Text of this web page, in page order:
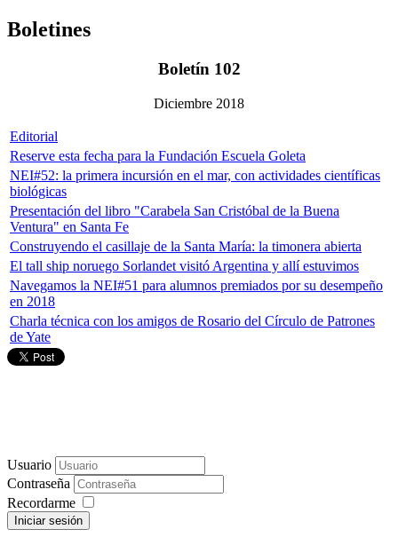
Boletines
Boletín 102
Diciembre 2018
Editorial
Reserve esta fecha para la Fundación Escuela Goleta
NEI#52: la primera incursión en el mar, con actividades científicas
biológicas
Presentación del libro "Carabela San Cristóbal de la Buena
Ventura" en Santa Fe
Construyendo el casillaje de la Santa María: la timonera abierta
El tall ship noruego Sorlandet visitó Argentina y allí estuvimos
Navegamos la NEI#51 para alumnos premiados por su desempeño
en 2018
Charla técnica con los amigos de Rosario del Círculo de Patrones
de Yate
Usuario
Contraseña
Recordarme
Iniciar sesión